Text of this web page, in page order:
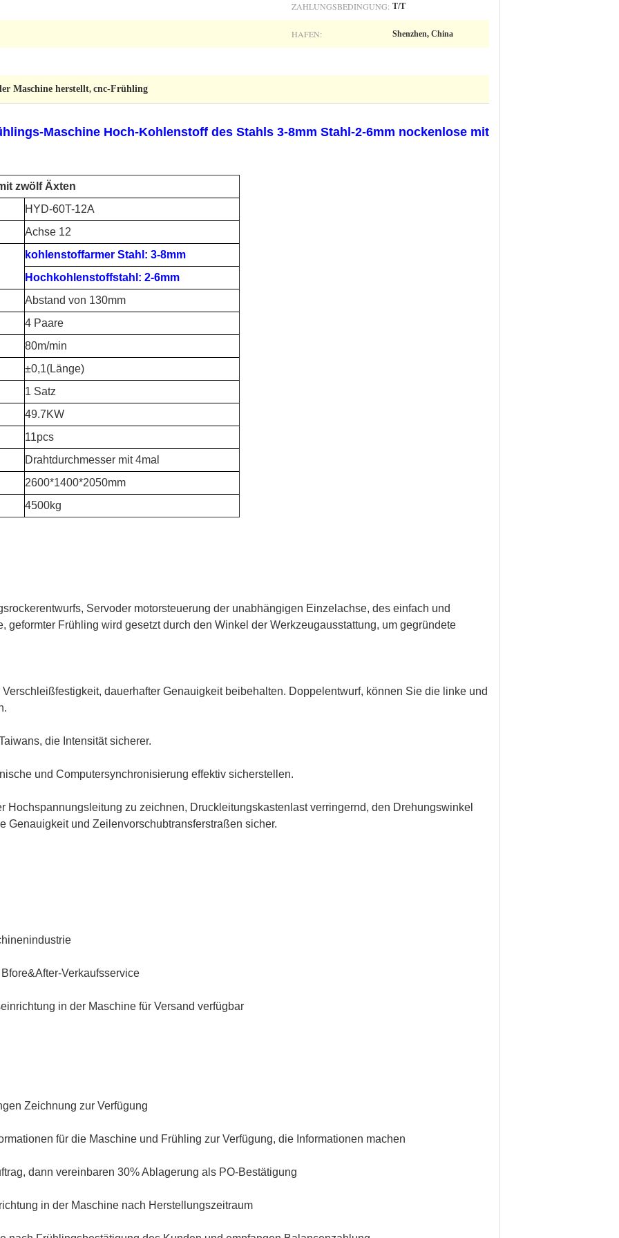
ZAHLUNGSBEDINGUNG: T/T
HAFEN: Shenzhen, China
Maschine herstellt, cnc-Frühling
Maschine Hoch-Kohlenstoff des Stahls 3-8mm Stahl-2-6mm nockenlose mit
zwölf Äxten
HYD-60T-12A
Achse 12
kohlenstoffarmer Stahl: 3-8mm
Hochkohlenstoffstahl: 2-6mm
Abstand von 130mm
4 Paare
80m/min
±0,1(Länge)
1 Satz
49.7KW
11pcs
Drahtdurchmesser mit 4mal
2600*1400*2050mm
4500kg
Servoder motorsteuerung der unabhängigen Einzelachse, des einfach und
geformter Frühling wird gesetzt durch den Winkel der Werkzeugausstattung, um gegründete
dauerhafter Genauigkeit beibehalten. Doppelentwurf, können Sie die linke und
die Intensität sicherer.
und Computersynchronisierung effektiv sicherstellen.
Hochspannungsleitung zu zeichnen, Druckleitungskastenlast verringernd, den Drehungswinkel
Genauigkeit und Zeilenvorschubtransferstraßen sicher.
Verkaufsservice
in der Maschine für Versand verfügbar
Zeichnung zur Verfügung
für die Maschine und Frühling zur Verfügung, die Informationen machen
dann vereinbaren 30% Ablagerung als PO-Bestätigung
in der Maschine nach Herstellungszeitraum